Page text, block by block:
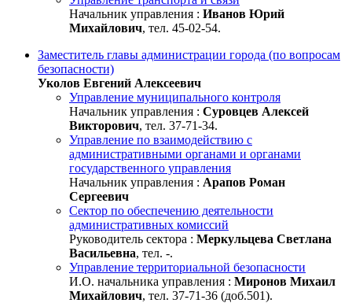
Начальник управления : Иванов Юрий
Михайлович, тел. 45-02-54.
Заместитель главы администрации города (по вопросам
безопасности)
Уколов Евгений Алексеевич
Управление муниципального контроля
Начальник управления : Суровцев Алексей
Викторович, тел. 37-71-34.
Управление по взаимодействию с
административными органами и органами
государственного управления
Начальник управления : Арапов Роман
Сергеевич
Сектор по обеспечению деятельности
административных комиссий
Руководитель сектора : Меркульцева Светлана
Васильевна, тел. -.
Управление территориальной безопасности
И.О. начальника управления : Миронов Михаил
Михайлович, тел. 37-71-36 (доб.501).